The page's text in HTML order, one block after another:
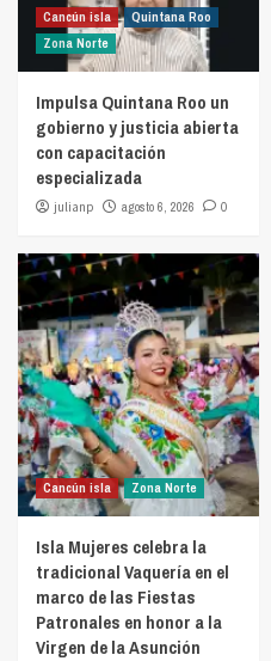
Cancún isla
Quintana Roo
Zona Norte
Impulsa Quintana Roo un
gobierno y justicia abierta
con capacitación
especializada
julianp agosto 6, 2026 0
Cancún isla Zona Norte
Isla Mujeres celebra la
tradicional Vaquería en el
marco de las Fiestas
Patronales en honor a la
Virgen de la Asunción